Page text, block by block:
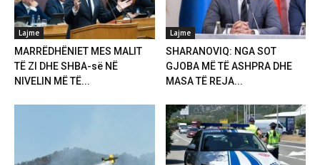
Lajme
MARRËDHËNIET MES MALIT
TË ZI DHE SHBA-së NË
NIVELIN MË TË...
Lajme
SHARANOVIQ: NGA SOT
GJOBA MË TË ASHPRA DHE
MASA TË REJA...